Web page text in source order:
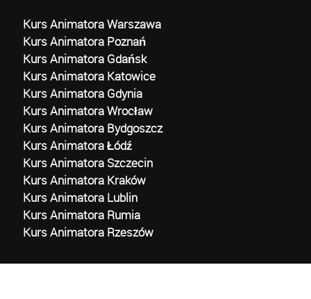
Kurs Animatora Warszawa
Kurs Animatora Poznań
Kurs Animatora Gdańsk
Kurs Animatora Katowice
Kurs Animatora Gdynia
Kurs Animatora Wrocław
Kurs Animatora Bydgoszcz
Kurs Animatora Łódź
Kurs Animatora Szczecin
Kurs Animatora Kraków
Kurs Animatora Lublin
Kurs Animatora Rumia
Kurs Animatora Rzeszów